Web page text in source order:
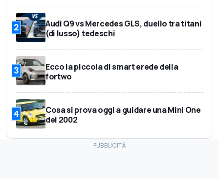
2
Audi Q9 vs Mercedes GLS, duello tra titani
(di lusso) tedeschi
3
Ecco la piccola di smart erede della
fortwo
4
Cosa si prova oggi a guidare una Mini One
del 2002